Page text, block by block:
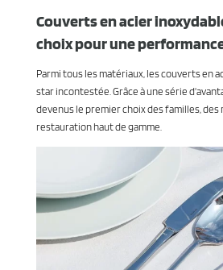
Couverts en acier
choix pour une
Parmi tous les matériaux, les couverts en
star incontestée. Grâce à une série
devenus le premier choix des familles,
restauration haut de gamme.